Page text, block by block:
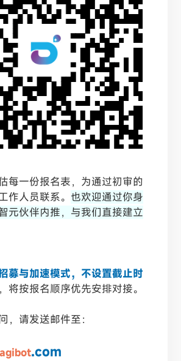
每一份报名表，为通过初审的
作人员联系。 也欢迎通过你身
元伙伴内推，与我们直接建立
募与加速模式，不设置截止时
将按报名顺序优先安排对接。
，请发送邮件至：
.com